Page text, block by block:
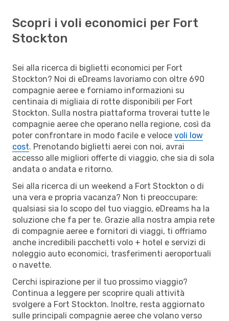
Scopri i voli economici per Fort
Stockton
Sei alla ricerca di biglietti economici per Fort
Stockton? Noi di eDreams lavoriamo con oltre 690
compagnie aeree e forniamo informazioni su
centinaia di migliaia di rotte disponibili per Fort
Stockton. Sulla nostra piattaforma troverai tutte le
compagnie aeree che operano nella regione, così da
poter confrontare in modo facile e veloce voli low
cost. Prenotando biglietti aerei con noi, avrai
accesso alle migliori offerte di viaggio, che sia di sola
andata o andata e ritorno.
Sei alla ricerca di un weekend a Fort Stockton o di
una vera e propria vacanza? Non ti preoccupare:
qualsiasi sia lo scopo del tuo viaggio, eDreams ha la
soluzione che fa per te. Grazie alla nostra ampia rete
di compagnie aeree e fornitori di viaggi, ti offriamo
anche incredibili pacchetti volo + hotel e servizi di
noleggio auto economici, trasferimenti aeroportuali
o navette.
Cerchi ispirazione per il tuo prossimo viaggio?
Continua a leggere per scoprire quali attività
svolgere a Fort Stockton. Inoltre, resta aggiornato
sulle principali compagnie aeree che volano verso